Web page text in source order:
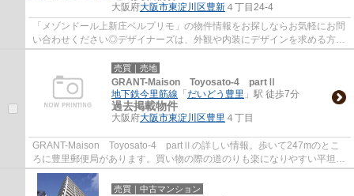
大阪府大阪市東淀川区豊新 ４丁目24-4
「メゾンドール上新庄ベルプリモ」の物件情報をお探しならお気軽にお問
い合わせください◎デザイナーズは、外観や内装にデザインを求める方に
オススメです◎15階建てのイチオシの物件◎中...
売買｜売地
GRANT-Maison Toyosato-4 partⅡ
地下鉄今里筋線 「 だいどう豊里 」駅 徒歩7分
過去掲載物件
大阪府大阪市東淀川区豊里 ４丁目
GRANT-Maison Toyosato-4 partⅡの詳しい情報。歩いて247mのとこ
ろに豊里郵便局があります。買い物の際の道のりも楽になりやすい平坦地
です。こちらの土地は前面道路6m以上です。不動...
売買｜中古マンション